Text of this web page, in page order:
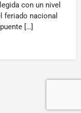
con un nivel
feriado nacional
[…]